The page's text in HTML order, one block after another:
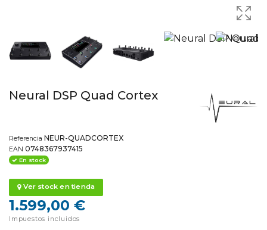
Neural DSP Quad Cortex
Referencia NEUR-QUADCORTEX
EAN 0748367937415
En stock
Ver stock en tienda
1.599,00 €
Impuestos incluidos